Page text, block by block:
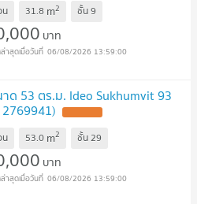
น 31.8 m2 ชั้น9
บาท
06/08/2026 13:59:00
ด 53 ตร.ม. Ideo Sukhumvit 93
น 53.0 m2 ชั้น29
บาท
06/08/2026 13:59:00